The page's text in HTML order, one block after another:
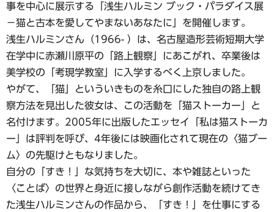
事を中心に展示する「浅生ハルミン ブック・パラダイス展
－猫と古本を愛してやまないあなたに」を開催します。
浅生ハルミンさん（1966- ）は、名古屋造形芸術短期大学
在学中に赤瀬川原平の「路上観察」にあこがれ、卒業後は
美学校の「考現学教室」に入学するべく上京しました。
やがて、「猫」といういきものを糸口にした独自の路上観
察方法を見出した彼女は、この活動を「猫ストーカー」と
名付けます。2005年に出版したエッセイ「私は猫ストーカ
ー」は評判を呼び、4年後には映画化されて現在の〈猫ブー
ム〉の先駆けともなりました。
自分の「すき！」な気持ちを大切に、本や雑誌といった
〈ことば〉の世界と身近に接しながら創作活動を続けてき
た浅生ハルミンさんの作品から、「すき！」を仕事にする